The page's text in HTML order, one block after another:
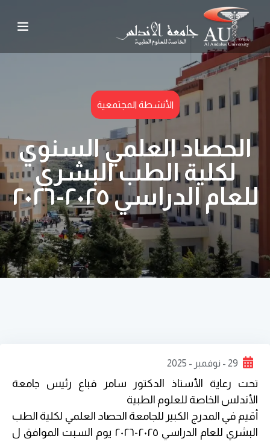
الأنشطة المجتمعية
الحصاد العلمي السنوي
لكلية الطب البشري
للعام الدراسي ٢٠٢٥-٢٠٢٦
29 - نوفمبر - 2025
تحت رعاية الأستاذ الدكتور سامر قباع رئيس جامعة
الأندلس الخاصة للعلوم الطبية
أقيم في المدرج الكبير للجامعة الحصاد العلمي لكلية الطب
البشري للعام الدراسي ٢٠٢٥-٢٠٢٦ يوم السبت الموافق ل